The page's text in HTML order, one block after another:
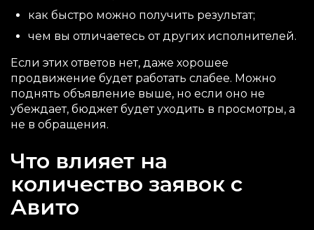
как быстро можно получить результат;
чем вы отличаетесь от других исполнителей.
Если этих ответов нет, даже хорошее
продвижение будет работать слабее. Можно
поднять объявление выше, но если оно не
убеждает, бюджет будет уходить в просмотры, а
не в обращения.
Что влияет на
количество заявок с
Авито